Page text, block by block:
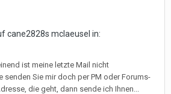
cane2828s mclaeusel in:
ist meine letzte Mail nicht
senden Sie mir doch per PM oder Forums-
die geht, dann sende ich Ihnen...